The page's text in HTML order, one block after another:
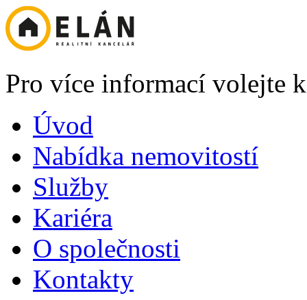
Pro více informací volejte
Úvod
Nabídka nemovitostí
Služby
Kariéra
O společnosti
Kontakty